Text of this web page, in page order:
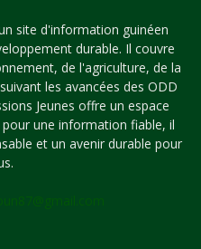
site d'information guinéen
durable. Il couvre
de l'agriculture, de la
les avancées des ODD
Jeunes offre un espace
une information fiable, il
et un avenir durable pour